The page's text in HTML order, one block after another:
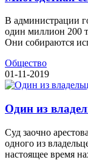
В администрации
один миллион 200
Они собираются
Общество
01-11-2019
Один из
Суд заочно
одного из
настоящее время